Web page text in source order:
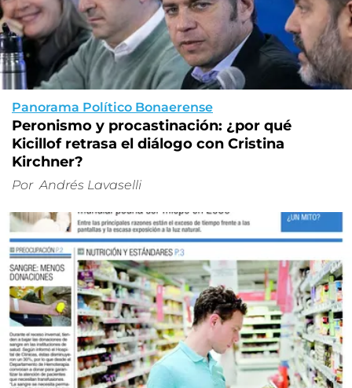
Panorama Político Bonaerense
Peronismo y procastinación: ¿por qué
Kicillof retrasa el diálogo con Cristina
Kirchner?
Por Andrés Lavaselli